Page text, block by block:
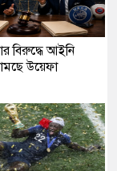
বিরুদ্ধে আইনি
উয়েফা